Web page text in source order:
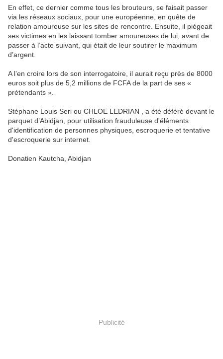
En effet, ce dernier comme tous les brouteurs, se faisait passer
via les réseaux sociaux, pour une européenne, en quête de
relation amoureuse sur les sites de rencontre. Ensuite, il piégeait
ses victimes en les laissant tomber amoureuses de lui, avant de
passer à l’acte suivant, qui était de leur soutirer le maximum
d’argent.
A l’en croire lors de son interrogatoire, il aurait reçu près de 8000
euros soit plus de 5,2 millions de FCFA de la part de ses «
prétendants ».
Stéphane Louis Seri ou CHLOE LEDRIAN , a été déféré devant le
parquet d’Abidjan, pour utilisation frauduleuse d'éléments
d'identification de personnes physiques, escroquerie et tentative
d'escroquerie sur internet.
Donatien Kautcha, Abidjan
Publicité